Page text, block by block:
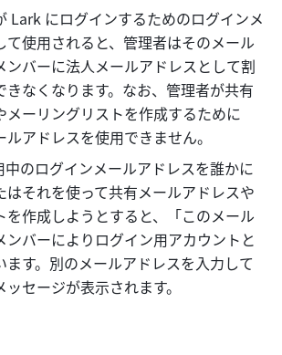
Lark にログインするためのログインメ
て使用されると、管理者はそのメール
ンバーに法人メールアドレスとして割
きなくなります。なお、管理者が共有
メーリングリストを作成するために
アドレスを使用できません。
中のログインメールアドレスを誰かに
はそれを使って共有メールアドレスや
を作成しようとすると、「このメール
ンバーによりログイン用アカウントと
ます。別のメールアドレスを入力して
セージが表示されます。